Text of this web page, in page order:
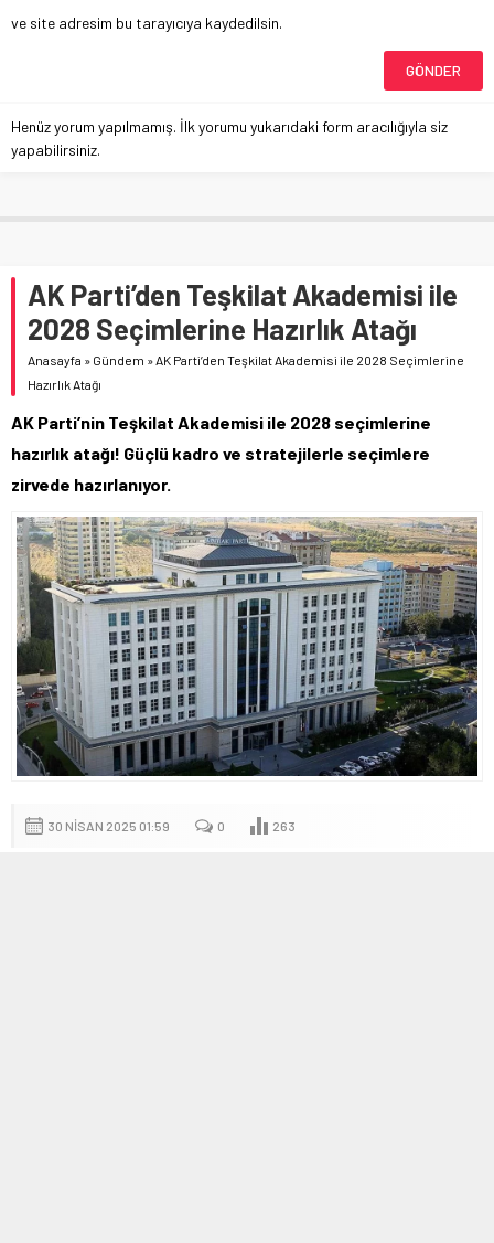
ve site adresim bu tarayıcıya kaydedilsin.
Henüz yorum yapılmamış. İlk yorumu yukarıdaki form aracılığıyla siz
yapabilirsiniz.
AK Parti’den Teşkilat Akademisi ile
2028 Seçimlerine Hazırlık Atağı
Anasayfa » Gündem »AK Parti’den Teşkilat Akademisi ile 2028 Seçimlerine
Hazırlık Atağı
AK Parti’nin Teşkilat Akademisi ile 2028 seçimlerine
hazırlık atağı! Güçlü kadro ve stratejilerle seçimlere
zirvede hazırlanıyor.
30 NISAN 2025 01:59 0 263